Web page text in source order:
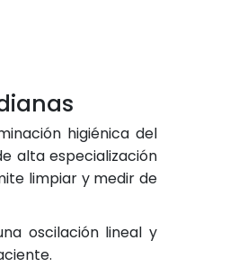
higiénica del
alta especialización
limpiar y medir de
oscilación lineal y